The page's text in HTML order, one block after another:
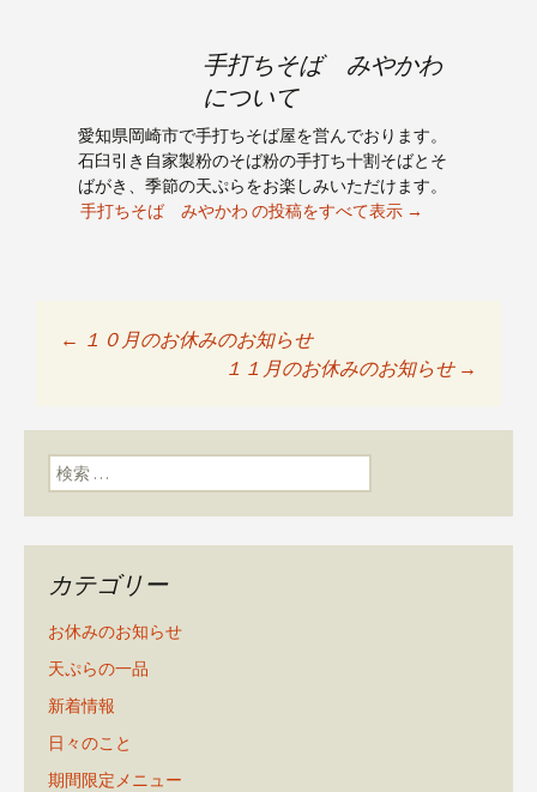
手打ちそば みやかわ
について
愛知県岡崎市で手打ちそば屋を営んでおります。
石臼引き自家製粉のそば粉の手打ち十割そばとそ
ばがき、季節の天ぷらをお楽しみいただけます。
手打ちそば みやかわ の投稿をすべて表示 →
投稿ナビゲーショ
ン
← １０月のお休みのお知らせ
１１月のお休みのお知らせ →
検索:
カテゴリー
お休みのお知らせ
天ぷらの一品
新着情報
日々のこと
期間限定メニュー